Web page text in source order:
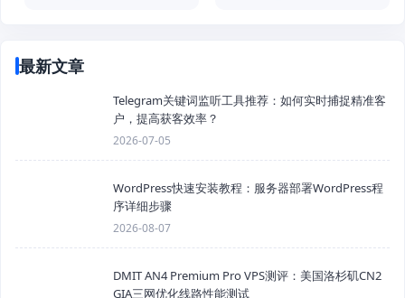
最新文章
Telegram关键词监听工具推荐：如何实时捕捉精准客
户，提高获客效率？
2026-07-05
WordPress快速安装教程：服务器部署WordPress程
序详细步骤
2026-08-07
DMIT AN4 Premium Pro VPS测评：美国洛杉矶CN2
GIA三网优化线路性能测试